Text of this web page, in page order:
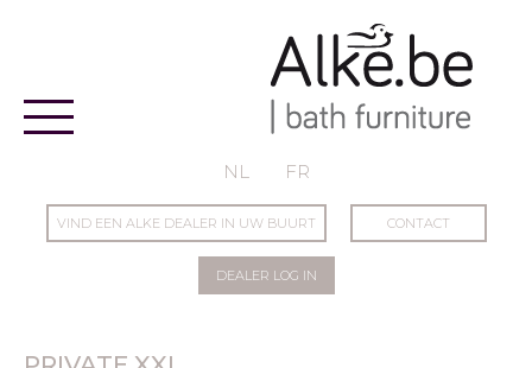
NL FR
VIND EEN ALKE DEALER IN UW BUURT CONTACT
DEALER LOG IN